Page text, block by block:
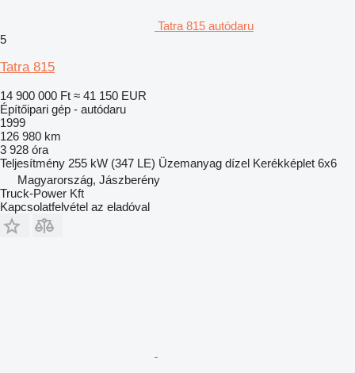
Tatra 815 autódaru
5
Tatra 815
14 900 000 Ft ≈ 41 150 EUR
Építőipari gép - autódaru
1999
126 980 km
3 928 óra
Teljesítmény 255 kW (347 LE) Üzemanyag dízel Kerékképlet 6x6
Magyarország, Jászberény
Truck-Power Kft
Kapcsolatfelvétel az eladóval